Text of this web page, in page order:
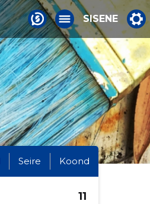
SISENE
Seire Koond
11